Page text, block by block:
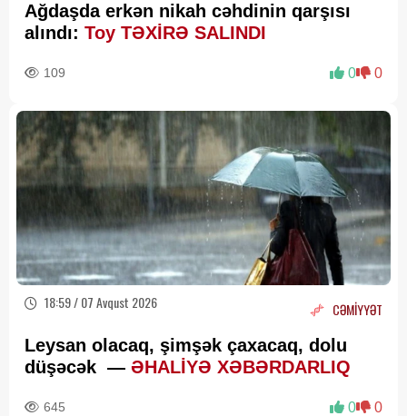
Ağdaşda erkən nikah cəhdinin qarşısı
alındı: Toy TƏXİRƏ SALINDI
109 0 0
18:59 / 07 Avqust 2026 CƏMİYYƏT
Leysan olacaq, şimşək çaxacaq, dolu
düşəcək — ƏHALİYƏ XƏBƏRDARLIQ
645 0 0